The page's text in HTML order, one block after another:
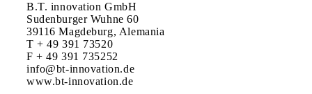
B.T. innovation GmbH
Sudenburger Wuhne 60
39116 Magdeburg, Alemania
T + 49 391 73520
F + 49 391 735252
info@bt-innovation.de
www.bt-innovation.de